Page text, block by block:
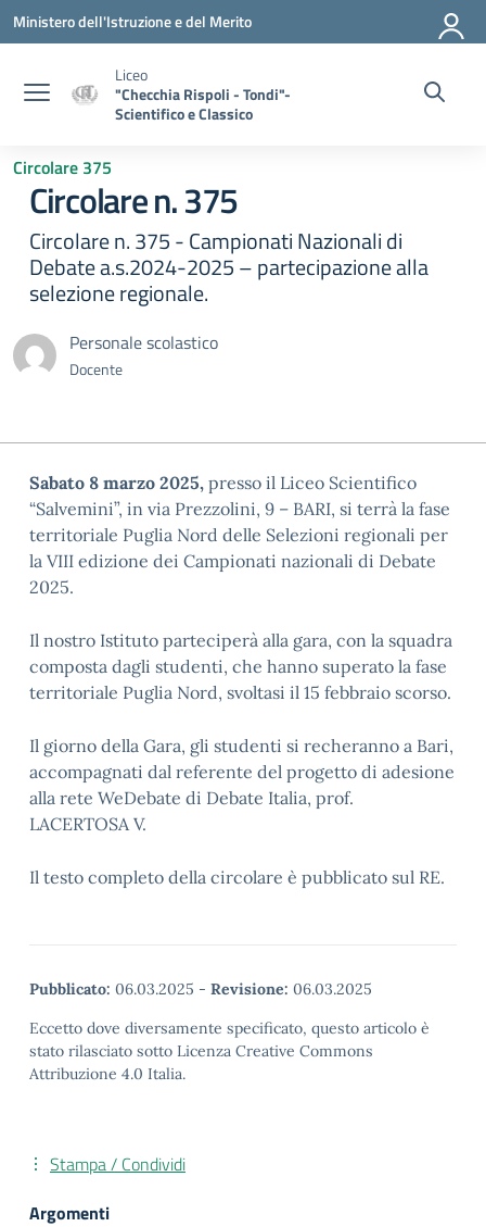
Vai ai contenuti
Vai al menu di navigazione
Vai al footer
Ministero dell'Istruzione e del Merito
Liceo
"Checchia Rispoli - Tondi"-
Scientifico e Classico
Circolare 375
Circolare n. 375
Circolare n. 375 - Campionati Nazionali di
Debate a.s.2024-2025 – partecipazione alla
selezione regionale.
Personale scolastico
Docente
Sabato 8 marzo 2025, presso il Liceo Scientifico
“Salvemini”, in via Prezzolini, 9 – BARI, si terrà la fase
territoriale Puglia Nord delle Selezioni regionali per
la VIII edizione dei Campionati nazionali di Debate
2025.
Il nostro Istituto parteciperà alla gara, con la squadra
composta dagli studenti, che hanno superato la fase
territoriale Puglia Nord, svoltasi il 15 febbraio scorso.
Il giorno della Gara, gli studenti si recheranno a Bari,
accompagnati dal referente del progetto di adesione
alla rete WeDebate di Debate Italia, prof.
LACERTOSA V.
Il testo completo della circolare è pubblicato sul RE.
Pubblicato: 06.03.2025 - Revisione: 06.03.2025
Eccetto dove diversamente specificato, questo articolo è
stato rilasciato sotto Licenza Creative Commons
Attribuzione 4.0 Italia.
Stampa / Condividi
Argomenti